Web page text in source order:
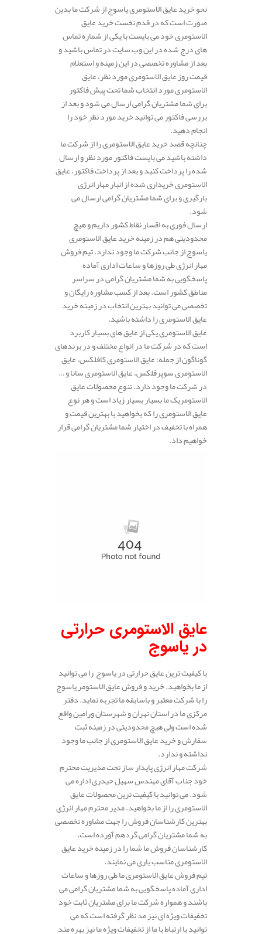
نحو خرید عایق الاستومری یاسوج از شرکت ما بدین
صورت است که در قدم نخست خرید عایق
الاستومری خود می بایست با یکی از شماره تماس
های درج شده در این وب سایت در تماس باشید و
بعد از مشاوره تخصصی در این زمینه و استعلام
قیمت روز عایق الاستومری مورد نظر، عایق
الاستومری مورد انتخاب شما تحت پیش فاکتور
برای شما مشتریان گرامی ارسال می شود و بعد از
بررسی فاکتور می توانید خرید مورد نظر خود را
انجام دهید.
چنانچه قصد خرید عایق الاستومری را از شرکت ما
داشته باشید می بایست فاکتور مورد نظر و ارسال
شده را پرداخت کنید و بعد از پرداخت فاکتور، عایق
الاستومری خریداری شده از انبار مهار انرژی
بارگیری و برای شما مشتریان گرامی ارسال می
شود.
ارسال فوری به اقسار نقاط کشور داریم و هیچ
محدودیتی هم در زمینه خرید عایق الاستومری
یاسوج از جانب شرکت ما وجود ندارد. تیم فروش
مهار انرژی طی روزها و ساعات اداری آماده
پاسخگویی به شما مشتریان گرامی در سراسر
مناطق کشور است. بعد از کسب مشاوره رایگان و
تخصصی می توانید بهترین انتخاب در زمینه خرید
عایق الاستومری را داشته باشید.
عایق الاستومری یکی از عایق های بسیار کاربرد
است که در شرکت ما در انواع مختلف و در برندهای
گوناگون از جمله: عایق الاستومری کافلکس، عایق
الاستومری سوپرفلکس، عایق الاستومری سانا و …
در شرکت ما وجود دارد. تنوع محصولات عایق
الاستومریک ما بسیار بسیار زیاد است و هر نوع
عایق الاستومری را که بخواهید با بهترین قیمت و
همراه با تخفیف در اختیار شما مشتریان گرامی قرار
خواهیم داد.
عایق الاستومری حرارتی
در یاسوج
با کیفیت ترین عایق حرارتی در یاسوج را می توانید
از ما بخواهید. خرید و فروش عایق الاستومر یاسوج
را با شرکت معتبر و باسابقه ما تجربه نماید. دفتر
مرکزی ما در استان تهران و شهرستان ورامین واقع
شده است ولی هیچ محدودیتی در زمینه ثبت
سفارش و خرید عایق الاستومری از جانب ما وجود
نداشته و ندارد.
شرکت مهار انرژی پایدار ساز تحت مدیریت محترم
خود جناب آقای مهندس سهیل حیدری اداره می
شود. می توانید با کیفیت ترین محصولات عایق
الاستومری را از ما بخواهید. مدیر محترم مهار انرژی
بهترین کارشناسان فروش را جهت مشاوره تخصصی
به شما مشتریان گرامی گردهم آورده است.
کارشناسان فروش ما شما را در زمینه خرید عایق
الاستومری مناسب یاری می نمایند.
تیم فروش عایق الاستومری ما طی روزها و ساعات
اداری آماده پاسخگویی به شما مشتریان گرامی می
باشند و همواره شرکت ما برای مشتریان ثابت خود
تخفیفات ویژه ای نیز مد نظر گرفته است که می
توانید با ارتباط با ما از تخفیفات ویژه ما نیز بهره مند